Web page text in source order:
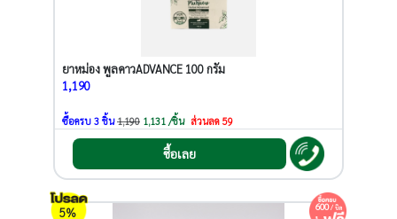
ยาหม่อง พูลคาวADVANCE 100 กรัม
1,190
ซื้อครบ 3 ชิ้น1,190 1,131 /ชิ้น ส่วนลด 59
ซื้อเลย
5% 600/ บิล